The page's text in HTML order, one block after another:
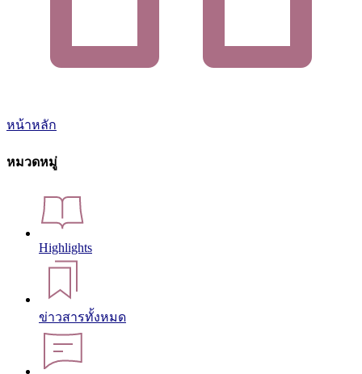
หน้าหลัก
หมวดหมู่
Highlights
ข่าวสารทั้งหมด